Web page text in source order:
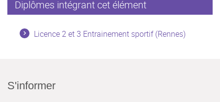
Diplômes intégrant cet élément
Licence 2 et 3 Entrainement sportif (Rennes)
S'informer